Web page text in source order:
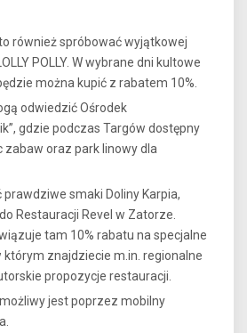
również spróbować wyjątkowej
POLLY. W wybrane dni kultowe
można kupić z rabatem 10%.
odwiedzić Ośrodek
gdzie podczas Targów dostępny
zabaw oraz park linowy dla
smaki Doliny Karpia,
Restauracji Revel w Zatorze.
tam 10% rabatu na specjalne
którym znajdziecie m.in. regionalne
propozycje restauracji.
jest poprzez mobilny